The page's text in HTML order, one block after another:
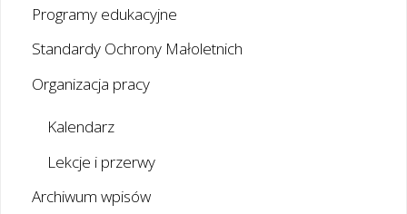
Programy edukacyjne
Standardy Ochrony Małoletnich
Organizacja pracy
Kalendarz
Lekcje i przerwy
Archiwum wpisów